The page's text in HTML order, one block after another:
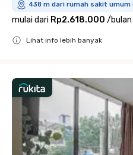
438 m dari rumah sakit
mulai dari Rp2.618.000 /bulan
Lihat info lebih banyak